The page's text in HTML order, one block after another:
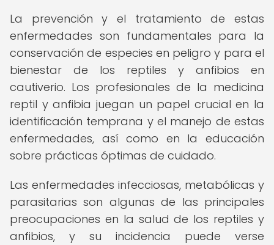
La prevención y el tratamiento de estas
enfermedades son fundamentales para la
conservación de especies en peligro y para el
bienestar de los reptiles y anfibios en
cautiverio. Los profesionales de la medicina
reptil y anfibia juegan un papel crucial en la
identificación temprana y el manejo de estas
enfermedades, así como en la educación
sobre prácticas óptimas de cuidado.
Las enfermedades infecciosas, metabólicas y
parasitarias son algunas de las principales
preocupaciones en la salud de los reptiles y
anfibios, y su incidencia puede verse